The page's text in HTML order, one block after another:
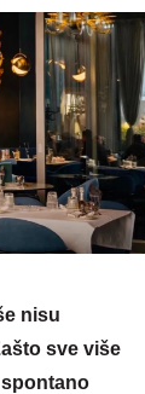
nisu
sve više
spontano